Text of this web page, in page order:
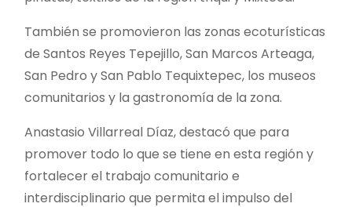
También se promovieron las zonas ecoturísticas
de Santos Reyes Tepejillo, San Marcos Arteaga,
San Pedro y San Pablo Tequixtepec, los museos
comunitarios y la gastronomía de la zona.
Anastasio Villarreal Díaz, destacó que para
promover todo lo que se tiene en esta región y
fortalecer el trabajo comunitario e
interdisciplinario que permita el impulso del